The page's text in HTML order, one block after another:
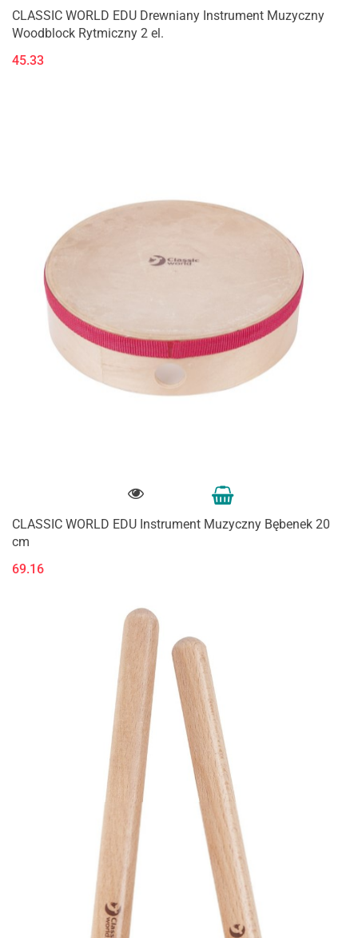
CLASSIC WORLD EDU Drewniany Instrument Muzyczny
Woodblock Rytmiczny 2 el.
45.33
CLASSIC WORLD EDU Instrument Muzyczny Bębenek 20
cm
69.16